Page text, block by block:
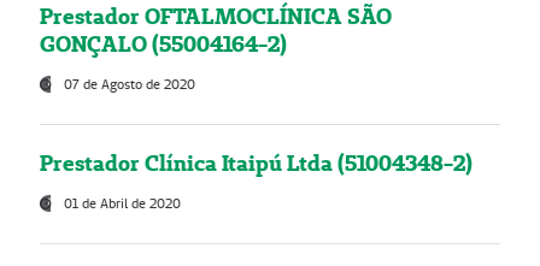
Prestador OFTALMOCLÍNICA SÃO
GONÇALO (55004164-2)
07 de Agosto de 2020
Prestador Clínica Itaipú Ltda (51004348-2)
01 de Abril de 2020